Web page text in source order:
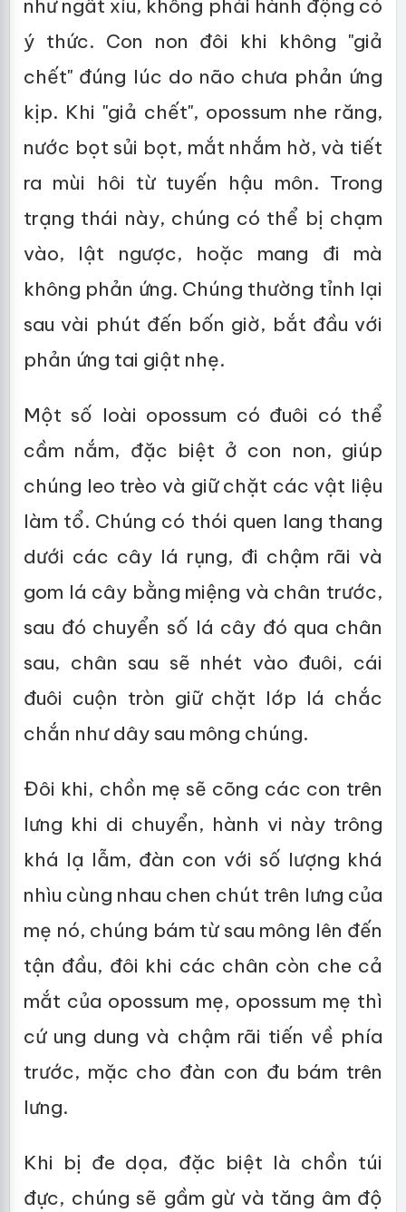
như ngất xỉu, không phải hành động có
ý thức. Con non đôi khi không "giả
chết" đúng lúc do não chưa phản ứng
kịp. Khi "giả chết", opossum nhe răng,
nước bọt sủi bọt, mắt nhắm hờ, và tiết
ra mùi hôi từ tuyến hậu môn. Trong
trạng thái này, chúng có thể bị chạm
vào, lật ngược, hoặc mang đi mà
không phản ứng. Chúng thường tỉnh lại
sau vài phút đến bốn giờ, bắt đầu với
phản ứng tai giật nhẹ.
Một số loài opossum có đuôi có thể
cầm nắm, đặc biệt ở con non, giúp
chúng leo trèo và giữ chặt các vật liệu
làm tổ. Chúng có thói quen lang thang
dưới các cây lá rụng, đi chậm rãi và
gom lá cây bằng miệng và chân trước,
sau đó chuyển số lá cây đó qua chân
sau, chân sau sẽ nhét vào đuôi, cái
đuôi cuộn tròn giữ chặt lớp lá chắc
chắn như dây sau mông chúng.
Đôi khi, chồn mẹ sẽ cõng các con trên
lưng khi di chuyển, hành vi này trông
khá lạ lẫm, đàn con với số lượng khá
nhìu cùng nhau chen chút trên lưng của
mẹ nó, chúng bám từ sau mông lên đến
tận đầu, đôi khi các chân còn che cả
mắt của opossum mẹ, opossum mẹ thì
cứ ung dung và chậm rãi tiến về phía
trước, mặc cho đàn con đu bám trên
lưng.
Khi bị đe dọa, đặc biệt là chồn túi
đực, chúng sẽ gầm gừ và tăng âm độ